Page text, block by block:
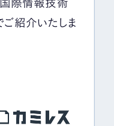
国際情報技術
ご紹介いたしま